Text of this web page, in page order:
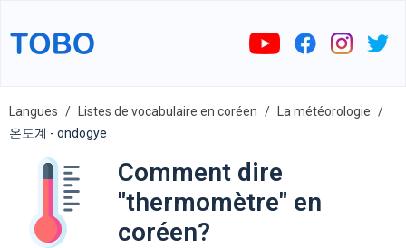
Langues Listes de vocabulaire en coréen
La météorologie
온도계 - ondogye
Comment dire
"thermomètre" en
coréen?